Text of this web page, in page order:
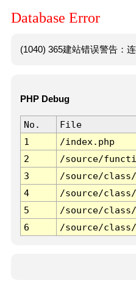
Database Error
(1040) 365建站错误警告：
PHP Debug
No. File
1
/index.php
2
/source/
3
/source/
4
/source/
5
/source/
6
/source/